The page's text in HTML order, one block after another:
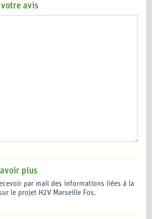
avis
plus
par mail des informations liées à la
le projet H2V Marseille Fos.